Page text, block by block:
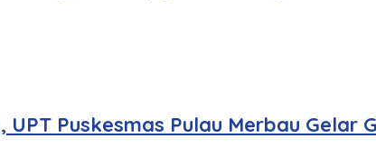
UPT Puskesmas Pulau Merbau Gelar